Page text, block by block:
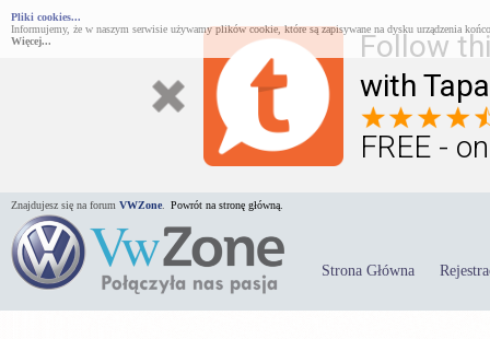
Follow
with
FREE -
Pliki cookies...
Informujemy, że w naszym serwisie używamy plików cookie, które są zapisywane na dysku urządzenia
Więcej...
Znajdujesz się na forum VWZone Powrót na stronę główną.
Strona Główna